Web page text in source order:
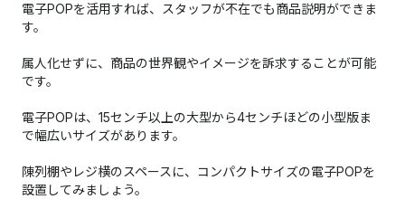
電子POPを活用すれば、スタッフが不在でも商品説明ができま
す。
属人化せずに、商品の世界観やイメージを訴求することが可能
です。
電子POPは、15センチ以上の大型から4センチほどの小型版ま
で幅広いサイズがあります。
陳列棚やレジ横のスペースに、コンパクトサイズの電子POPを
設置してみましょう。